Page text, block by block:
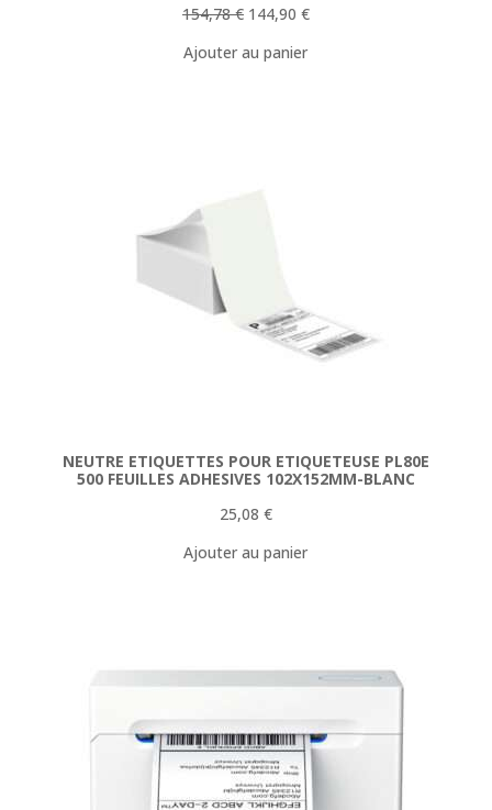
154,78€ Le
initial
144,90 €Le
Ajouter au panier
NEUTRE ETIQUETTES POUR ETIQUETEUSE PL80E
500 FEUILLES ADHESIVES 102X152MM-BLANC
25,08 €
Ajouter au panier